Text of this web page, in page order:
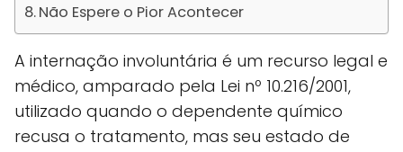
Não Espere o Pior Acontecer
A internação involuntária é um recurso legal e
médico, amparado pela Lei nº 10.216/2001,
utilizado quando o dependente químico
recusa o tratamento, mas seu estado de